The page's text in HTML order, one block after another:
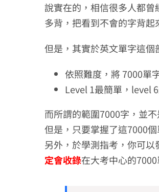
說實在的，相信很多人都
多背，把看到不會的字背起
但是，其實於英文單字這個
依照難度，將 7000單
Level 1最簡單，level 6
而所謂的範圍7000字，並
但是，只要掌握了這7000
另外，於學測指考，你可
定會收錄在大考中心的7000